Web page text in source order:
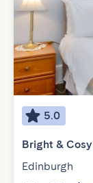
5.0
Bright &
Edinburgh